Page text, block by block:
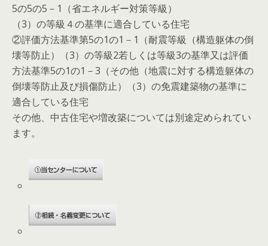
5の5の5－1（省エネルギー対策等級）
（3）の等級４の基準に適合している住宅
②評価方法基準第5の1の1－1（耐震等級（構造躯体の倒
壊等防止）（3）の等級2若しくは等級3の基準又は評価
方法基準5の1の1－3（その他（地震に対する構造躯体の
倒壊等防止及び損傷防止）（3）の免震建築物の基準に
適合している住宅
その他、中古住宅や増改築については別途定められてい
ます。